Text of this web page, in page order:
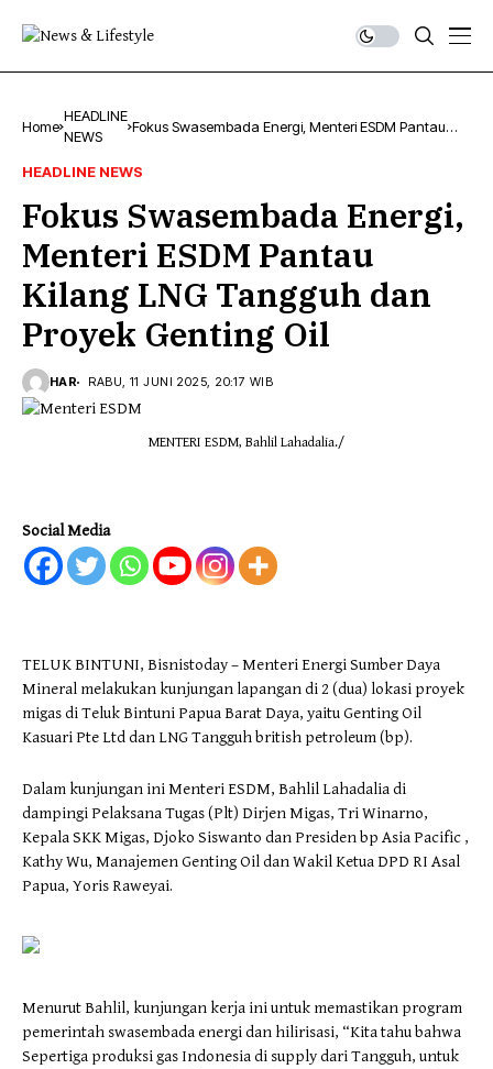
Home
HEADLINE
NEWS
Fokus Swasembada Energi, Menteri ESDM Pantau
HEADLINE NEWS
Fokus Swasembada Energi,
Menteri ESDM Pantau
Kilang LNG Tangguh dan
Proyek Genting Oil
HAR RABU, 11 JUNI 2025, 20:17 WIB
MENTERI ESDM, Bahlil Lahadalia./
Social Media
TELUK BINTUNI, Bisnistoday – Menteri Energi Sumber Daya
Mineral melakukan kunjungan lapangan di 2 (dua) lokasi proyek
migas di Teluk Bintuni Papua Barat Daya, yaitu Genting Oil
Kasuari Pte Ltd dan LNG Tangguh british petroleum (bp).
Dalam kunjungan ini Menteri ESDM, Bahlil Lahadalia di
dampingi Pelaksana Tugas (Plt) Dirjen Migas, Tri Winarno,
Kepala SKK Migas, Djoko Siswanto dan Presiden bp Asia Pacific ,
Kathy Wu, Manajemen Genting Oil dan Wakil Ketua DPD RI Asal
Papua, Yoris Raweyai.
Menurut Bahlil, kunjungan kerja ini untuk memastikan program
pemerintah swasembada energi dan hilirisasi, “Kita tahu bahwa
Sepertiga produksi gas Indonesia di supply dari Tangguh, untuk